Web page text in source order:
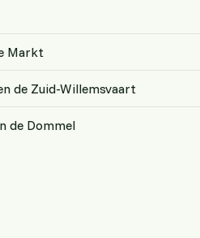
Markt
de Zuid-Willemsvaart
de Dommel